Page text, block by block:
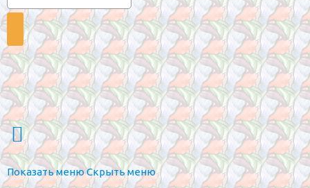
Показать менюСкрыть меню